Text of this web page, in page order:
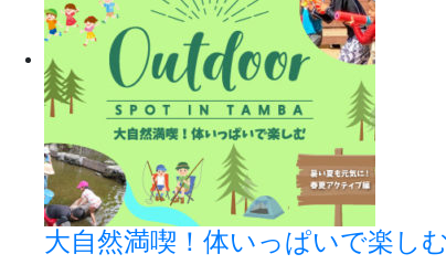
大自然満喫！体いっぱいで楽し